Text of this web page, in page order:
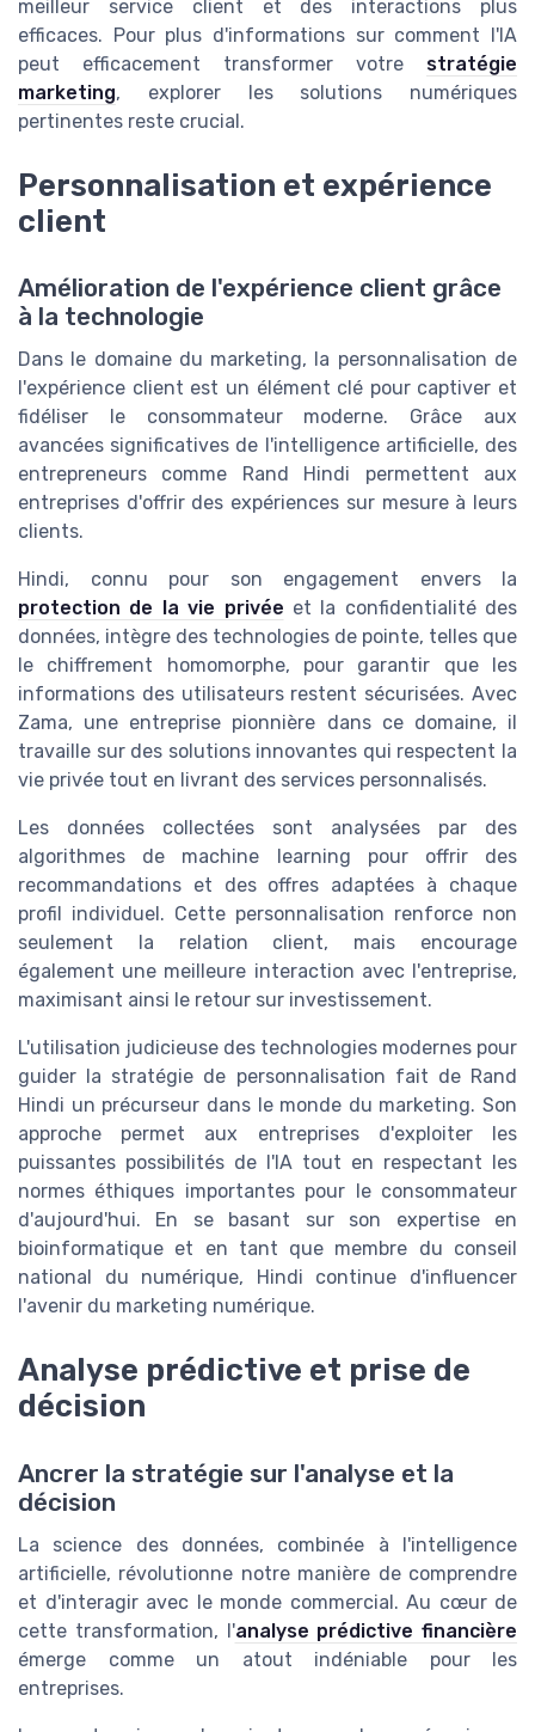
meilleur service client et des interactions plus
efficaces. Pour plus d'informations sur comment l'IA
peut efficacement transformer votre stratégie
marketing, explorer les solutions numériques
pertinentes reste crucial.
Personnalisation et expérience
client
Amélioration de l'expérience client grâce
à la technologie
Dans le domaine du marketing, la personnalisation de
l'expérience client est un élément clé pour captiver et
fidéliser le consommateur moderne. Grâce aux
avancées significatives de l'intelligence artificielle, des
entrepreneurs comme Rand Hindi permettent aux
entreprises d'offrir des expériences sur mesure à leurs
clients.
Hindi, connu pour son engagement envers la
protection de la vie privée et la confidentialité des
données, intègre des technologies de pointe, telles que
le chiffrement homomorphe, pour garantir que les
informations des utilisateurs restent sécurisées. Avec
Zama, une entreprise pionnière dans ce domaine, il
travaille sur des solutions innovantes qui respectent la
vie privée tout en livrant des services personnalisés.
Les données collectées sont analysées par des
algorithmes de machine learning pour offrir des
recommandations et des offres adaptées à chaque
profil individuel. Cette personnalisation renforce non
seulement la relation client, mais encourage
également une meilleure interaction avec l'entreprise,
maximisant ainsi le retour sur investissement.
L'utilisation judicieuse des technologies modernes pour
guider la stratégie de personnalisation fait de Rand
Hindi un précurseur dans le monde du marketing. Son
approche permet aux entreprises d'exploiter les
puissantes possibilités de l'IA tout en respectant les
normes éthiques importantes pour le consommateur
d'aujourd'hui. En se basant sur son expertise en
bioinformatique et en tant que membre du conseil
national du numérique, Hindi continue d'influencer
l'avenir du marketing numérique.
Analyse prédictive et prise de
décision
Ancrer la stratégie sur l'analyse et la
décision
La science des données, combinée à l'intelligence
artificielle, révolutionne notre manière de comprendre
et d'interagir avec le monde commercial. Au cœur de
cette transformation, l'analyse prédictive financière
émerge comme un atout indéniable pour les
entreprises.